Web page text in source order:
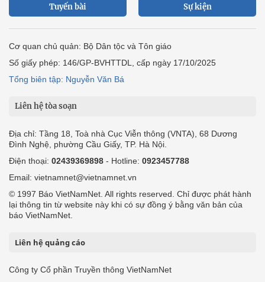
Tuyến bài Sự kiện
Cơ quan chủ quản: Bộ Dân tộc và Tôn giáo
Số giấy phép: 146/GP-BVHTTDL, cấp ngày 17/10/2025
Tổng biên tập: Nguyễn Văn Bá
Liên hệ tòa soạn
Địa chỉ: Tầng 18, Toà nhà Cục Viễn thông (VNTA), 68 Dương
Đình Nghệ, phường Cầu Giấy, TP. Hà Nội.
Điện thoại: 02439369898 - Hotline: 0923457788
Email: vietnamnet@vietnamnet.vn
© 1997 Báo VietNamNet. All rights reserved. Chỉ được phát hành
lại thông tin từ website này khi có sự đồng ý bằng văn bản của
báo VietNamNet.
Liên hệ quảng cáo
Công ty Cổ phần Truyền thông VietNamNet